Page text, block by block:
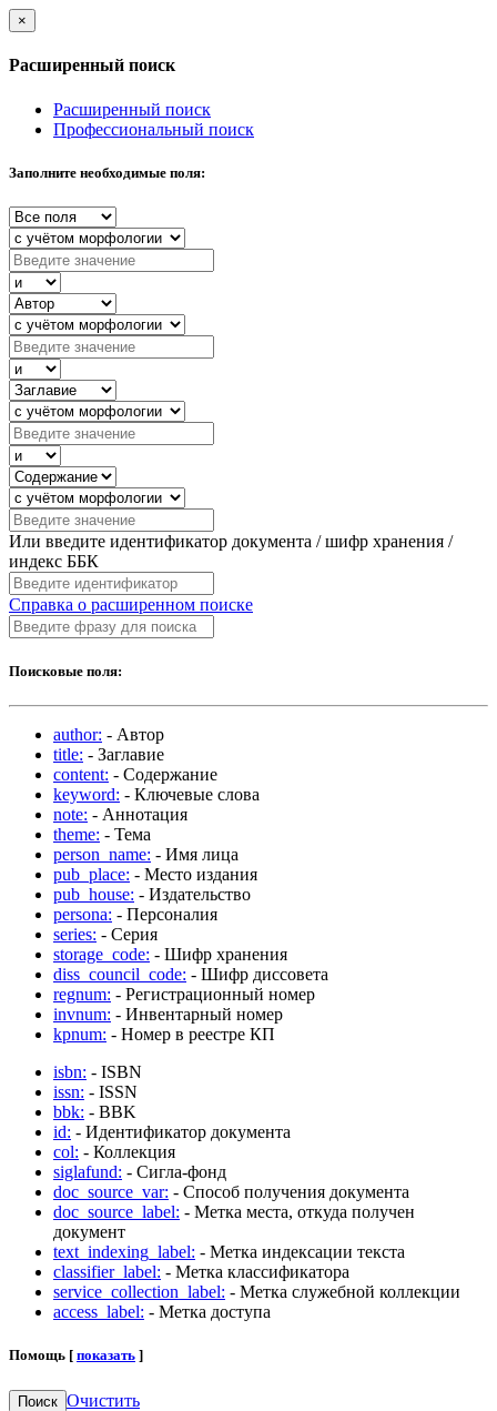
×
Расширенный поиск
Расширенный поиск
Профессиональный поиск
Заполните необходимые поля:
Или введите идентификатор документа / шифр хранения /
индекс ББК
Справка о расширенном поиске
Поисковые поля:
author: - Автор
title: - Заглавие
content: - Содержание
keyword: - Ключевые слова
note: - Аннотация
theme: - Тема
person_name: - Имя лица
pub_place: - Место издания
pub_house: - Издательство
persona: - Персоналия
series: - Серия
storage_code: - Шифр хранения
diss_council_code: - Шифр диссовета
regnum: - Регистрационный номер
invnum: - Инвентарный номер
kpnum: - Номер в реестре КП
isbn: - ISBN
issn: - ISSN
bbk: - BBK
id: - Идентификатор документа
col: - Коллекция
siglafund: - Сигла-фонд
doc_source_var: - Способ получения документа
doc_source_label: - Метка места, откуда получен
документ
text_indexing_label: - Метка индексации текста
classifier_label: - Метка классификатора
service_collection_label: - Метка служебной коллекции
access_label: - Метка доступа
Помощь [ показать ]
Поиск Очистить